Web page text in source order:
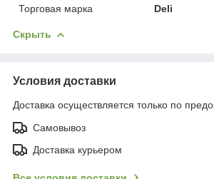
Торговая марка
Deli
Скрыть
Условия доставки
Доставка осуществляется только по
Самовывоз
Доставка курьером